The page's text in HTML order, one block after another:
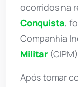
ocorridos na
Conquista,
Companhia
Militar
Após tomar